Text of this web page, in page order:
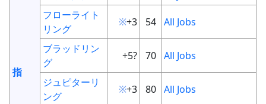
指
フローライト
リング
※+3 54 All Jobs
ブラッドリン
グ
+5? 70 All Jobs
ジュピターリ
ング
※+3 80 All Jobs